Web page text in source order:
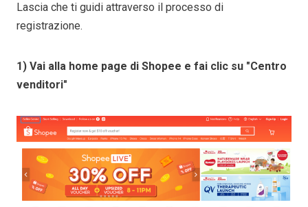
Lascia che ti guidi attraverso il processo di
registrazione.
1) Vai alla home page di Shopee e fai clic su "Centro
venditori"